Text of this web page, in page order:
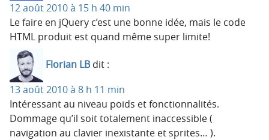
12 août 2010 à 15 h 40 min
Le faire en jQuery c’est une bonne idée, mais le code
HTML produit est quand même super limite!
Florian LB dit :
13 août 2010 à 8 h 11 min
Intéressant au niveau poids et fonctionnalités.
Dommage qu’il soit totalement inaccessible (
navigation au clavier inexistante et sprites… ).